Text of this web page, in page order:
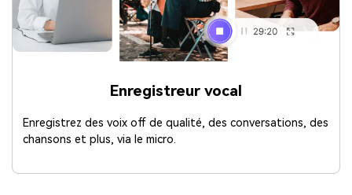
Enregistreur vocal
Enregistrez des voix off de qualité, des conversations, des
chansons et plus, via le micro.